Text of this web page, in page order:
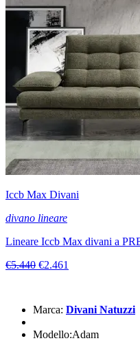
Iccb Max Divani
divano lineare
Lineare Iccb Max divani a
€5.440 €2.461
Marca: Divani Natuzzi
Modello:Adam